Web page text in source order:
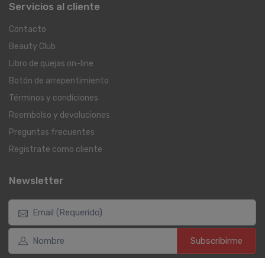
Servicios al cliente
Contacto
Beauty Club
Libro de quejas on-line
Botón de arrepentimiento
Términos y condiciones
Reembolso y devoluciones
Preguntas frecuentes
Registrate como cliente
Newsletter
Subscribirme